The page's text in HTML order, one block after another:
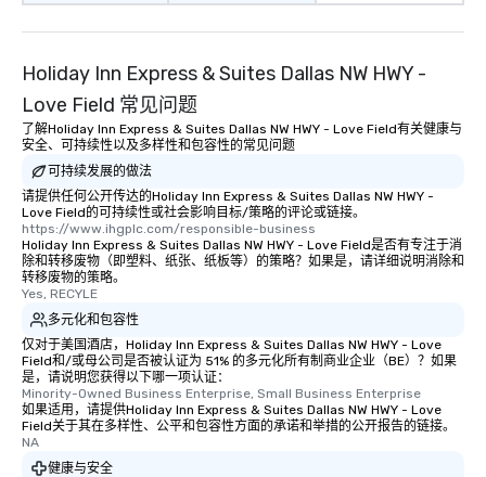
Holiday Inn Express & Suites Dallas NW HWY -
Love Field 常见问题
了解Holiday Inn Express & Suites Dallas NW HWY - Love Field有关健康与
安全、可持续性以及多样性和包容性的常见问题
可持续发展的做法
请提供任何公开传达的Holiday Inn Express & Suites Dallas NW HWY -
Love Field的可持续性或社会影响目标/策略的评论或链接。
https://www.ihgplc.com/responsible-business
Holiday Inn Express & Suites Dallas NW HWY - Love Field是否有专注于消
除和转移废物（即塑料、纸张、纸板等）的策略？如果是，请详细说明消除和
转移废物的策略。
Yes, RECYLE
多元化和包容性
仅对于美国酒店，Holiday Inn Express & Suites Dallas NW HWY - Love
Field和/或母公司是否被认证为 51% 的多元化所有制商业企业（BE）？如果
是，请说明您获得以下哪一项认证：
Minority-Owned Business Enterprise, Small Business Enterprise
如果适用，请提供Holiday Inn Express & Suites Dallas NW HWY - Love
Field关于其在多样性、公平和包容性方面的承诺和举措的公开报告的链接。
NA
健康与安全